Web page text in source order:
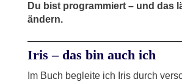
Du bist programmiert – und das
ändern.
Iris – das bin auch ich
Im Buch begleite ich Iris durch